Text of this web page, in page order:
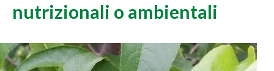
nutrizionali o ambientali